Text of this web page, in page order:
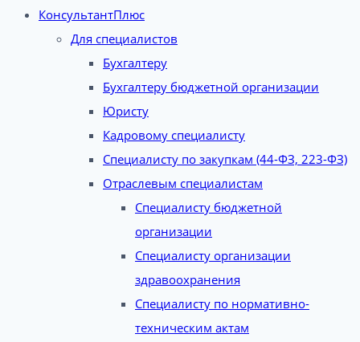
КонсультантПлюс
Для специалистов
Бухгалтеру
Бухгалтеру бюджетной организации
Юристу
Кадровому специалисту
Специалисту по закупкам (44-ФЗ, 223-ФЗ)
Отраслевым специалистам
Специалисту бюджетной
организации
Специалисту организации
здравоохранения
Специалисту по нормативно-
техническим актам